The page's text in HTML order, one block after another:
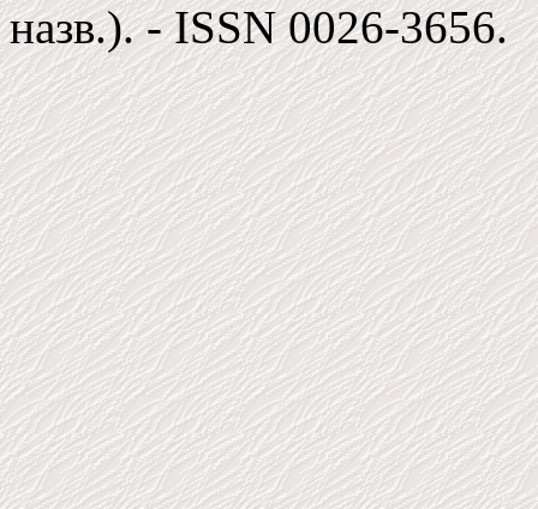
назв.). - ISSN 0026-3656.